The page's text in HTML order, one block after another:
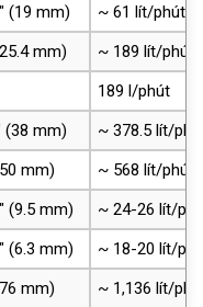
(19 mm)
~ 61 lít/phút
mm)
~ 189 lít/phút
189 l/phút
(38 mm)
~ 378.5 lít/
mm)
~ 568 lít/phút
(9.5 mm)
~ 24-26 lít/
(6.3 mm)
~ 18-20 lít/
mm) ~ 1,136 lít/phú